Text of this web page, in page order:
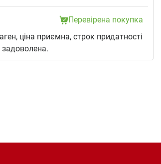
Перевірена покупка
ціна приємна, строк придатності